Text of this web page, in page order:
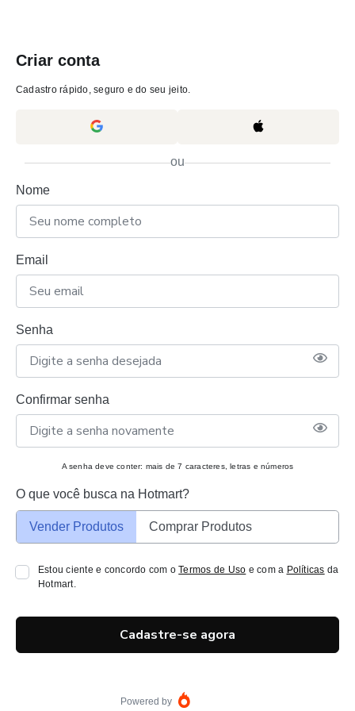
Criar conta
Cadastro rápido, seguro e do seu jeito.
ou
Nome
Email
Senha
Confirmar senha
A senha deve conter: mais de 7 caracteres, letras e números
O que você busca na Hotmart?
Vender Produtos Comprar Produtos
Estou ciente e concordo com oTermos de Uso e com a Políticas da
Hotmart.
Cadastre-se agora
Powered by